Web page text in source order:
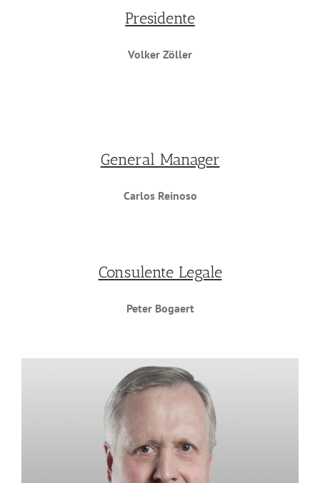
Presidente
Volker Zöller
General Manager
Carlos Reinoso
Consulente Legale
Peter Bogaert